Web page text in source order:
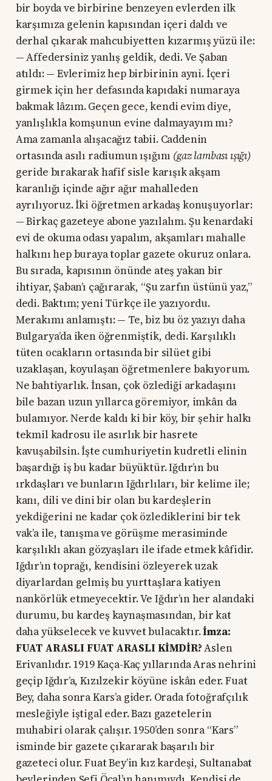
bir boyda ve birbirine benzeyen evlerden ilk
karşımıza gelenin kapısından içeri daldı ve
derhal çıkarak mahcubiyetten kızarmış yüzü ile:
— Affedersiniz yanlış geldik, dedi. Ve Şaban
atıldı: — Evlerimiz hep birbirinin ayni. İçeri
girmek için her defasında kapıdaki numaraya
bakmak lâzım. Geçen gece, kendi evim diye,
yanlışlıkla komşunun evine dalmayayım mı?
Ama zamanla alışacağız tabii. Caddenin
ortasında asılı radiumun ışığını (gaz lambası ışığı)
geride bırakarak hafif sisle karışık akşam
karanlığı içinde ağır ağır mahalleden
ayrılıyoruz. İki öğretmen arkadaş konuşuyorlar:
— Birkaç gazeteye abone yazılalım. Şu kenardaki
evi de okuma odası yapalım, akşamları mahalle
halkını hep buraya toplar gazete okuruz onlara.
Bu sırada, kapısının önünde ateş yakan bir
ihtiyar, Şaban’ı çağırarak, “Şu zarfın üstünü yaz,”
dedi. Baktım; yeni Türkçe ile yazıyordu.
Merakımı anlamıştı: — Te, biz bu öz yazıyı daha
Bulgarya’da iken öğrenmiştik, dedi. Karşılıklı
tüten ocakların ortasında bir silüet gibi
uzaklaşan, koyulaşan öğretmenlere bakıyorum.
Ne bahtiyarlık. İnsan, çok özlediği arkadaşını
bile bazan uzun yıllarca göremiyor, imkân da
bulamıyor. Nerde kaldı ki bir köy, bir şehir halkı
tekmil kadrosu ile asırlık bir hasrete
kavuşabilsin. İşte cumhuriyetin kudretli elinin
başardığı iş bu kadar büyüktür. Iğdır’ın bu
ırkdaşları ve bunların Iğdırlıları, bir kelime ile;
kanı, dili ve dini bir olan bu kardeşlerin
yekdiğerini ne kadar çok özlediklerini bir tek
vak’a ile, tanışma ve görüşme merasiminde
karşılıklı akan gözyaşları ile ifade etmek kâfidir.
Iğdır’ın toprağı, kendisini özleyerek uzak
diyarlardan gelmiş bu yurttaşlara katiyen
nankörlük etmeyecektir. Ve Iğdır’ın her alandaki
durumu, bu kardeş kaynaşmasından, bir kat
daha yükselecek ve kuvvet bulacaktır.İmza:
FUAT ARASLIFUAT ARASLI KİMDİR?Aslen
Erivanlıdır. 1919 Kaça-Kaç yıllarında Aras nehrini
geçip Iğdır’a, Kızılzekir köyüne iskân eder. Fuat
Bey, daha sonra Kars’a gider. Orada fotoğrafçılık
mesleğiyle iştigal eder. Bazı gazetelerin
muhabiri olarak çalışır. 1950’den sonra “Kars”
isminde bir gazete çıkararak başarılı bir
gazeteci olur. Fuat Bey’in kız kardeşi, Sultanabat